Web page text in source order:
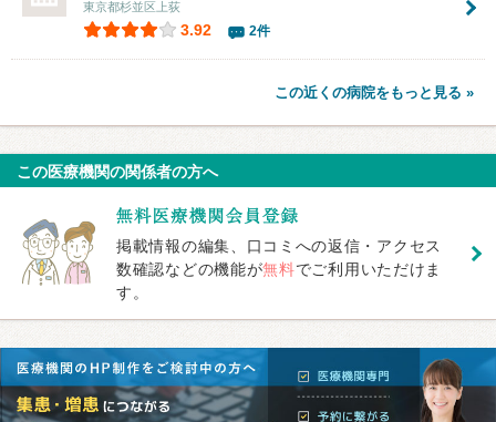
東京都杉並区上荻
3.92 2件
この近くの病院をもっと見る »
この医療機関の関係者の方へ
掲載情報の編集、口コミへの返信・アクセス
数確認などの機能が無料でご利用いただけま
す。